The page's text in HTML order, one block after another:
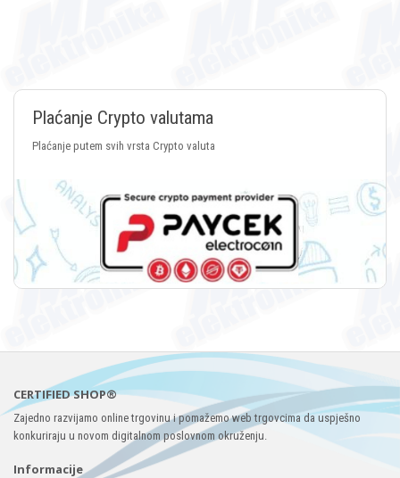
Plaćanje Crypto valutama
Plaćanje putem svih vrsta Crypto valuta
CERTIFIED SHOP®
Zajedno razvijamo online trgovinu i pomažemo web trgovcima da uspješno
konkuriraju u novom digitalnom poslovnom okruženju.
Informacije